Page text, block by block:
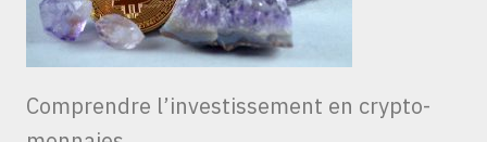
Comprendre l’investissement en crypto-